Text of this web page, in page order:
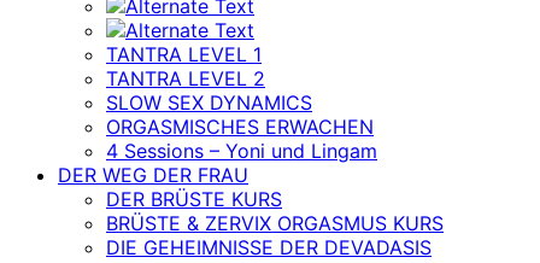
TANTRA LEVEL 1
TANTRA LEVEL 2
SLOW SEX DYNAMICS
ORGASMISCHES ERWACHEN
4 Sessions – Yoni und Lingam
DER WEG DER FRAU
DER BRÜSTE KURS
BRÜSTE & ZERVIX ORGASMUS KURS
DIE GEHEIMNISSE DER DEVADASIS